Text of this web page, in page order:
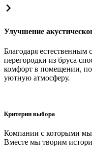
Улучшение
Благодаря естественным
перегородки из бруса
комфорт в помещении,
уютную атмосферу.
Критерии выбора
Компании с которыми мы
Вместе мы творим